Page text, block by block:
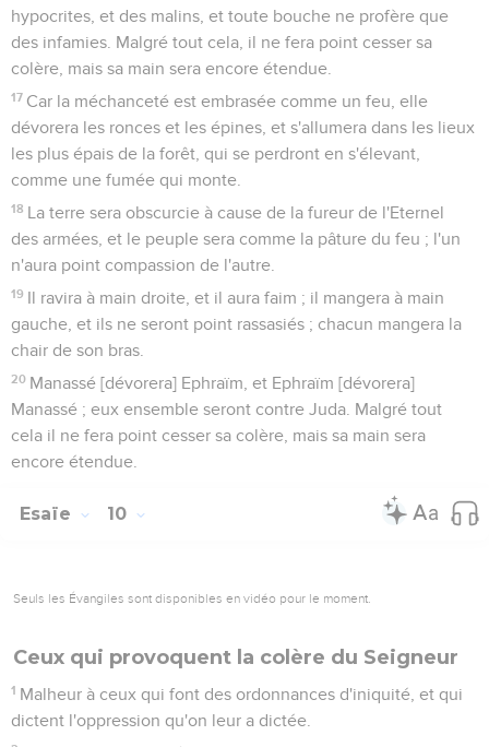
hypocrites, et des malins, et toute bouche ne profère que
des infamies. Malgré tout cela, il ne fera point cesser sa
colère, mais sa main sera encore étendue.
17 Car la méchanceté est embrasée comme un feu, elle
dévorera les ronces et les épines, et s'allumera dans les lieux
les plus épais de la forêt, qui se perdront en s'élevant,
comme une fumée qui monte.
18 La terre sera obscurcie à cause de la fureur de l'Eternel
des armées, et le peuple sera comme la pâture du feu ; l'un
n'aura point compassion de l'autre.
19 Il ravira à main droite, et il aura faim ; il mangera à main
gauche, et ils ne seront point rassasiés ; chacun mangera la
chair de son bras.
20 Manassé [dévorera] Ephraïm, et Ephraïm [dévorera]
Manassé ; eux ensemble seront contre Juda. Malgré tout
cela il ne fera point cesser sa colère, mais sa main sera
encore étendue.
Esaïe 10
Seuls les Évangiles sont disponibles en vidéo pour le moment.
Ceux qui provoquent la colère du Seigneur
1 Malheur à ceux qui font des ordonnances d'iniquité, et qui
dictent l'oppression qu'on leur a dictée.